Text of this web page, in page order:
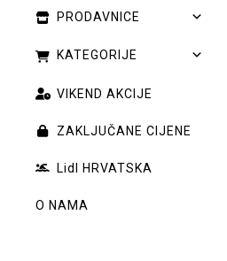
PRODAVNICE
KATEGORIJE
VIKEND AKCIJE
ZAKLJUČANE CIJENE
Lidl HRVATSKA
O NAMA